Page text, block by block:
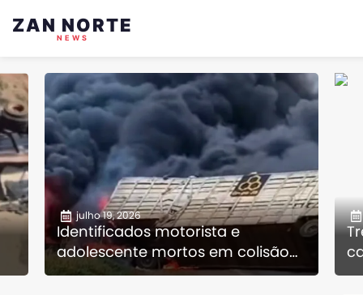
ZAN NORTE
NEWS
julho 19, 2026
Identificados motorista e
adolescente mortos em colisão
com carretas que pegaram fogo